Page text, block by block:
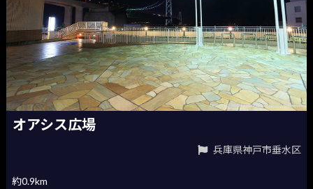
オアシス広場
兵庫県神戸市垂水区
約0.9km